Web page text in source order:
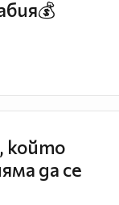
който
да се